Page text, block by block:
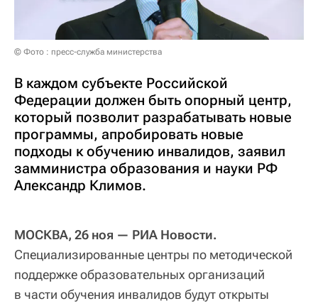
© Фото : пресс-служба министерства
В каждом субъекте Российской
Федерации должен быть опорный центр,
который позволит разрабатывать новые
программы, апробировать новые
подходы к обучению инвалидов, заявил
замминистра образования и науки РФ
Александр Климов.
МОСКВА, 26 ноя — РИА Новости.
Специализированные центры по методической
поддержке образовательных организаций
в части обучения инвалидов будут открыты